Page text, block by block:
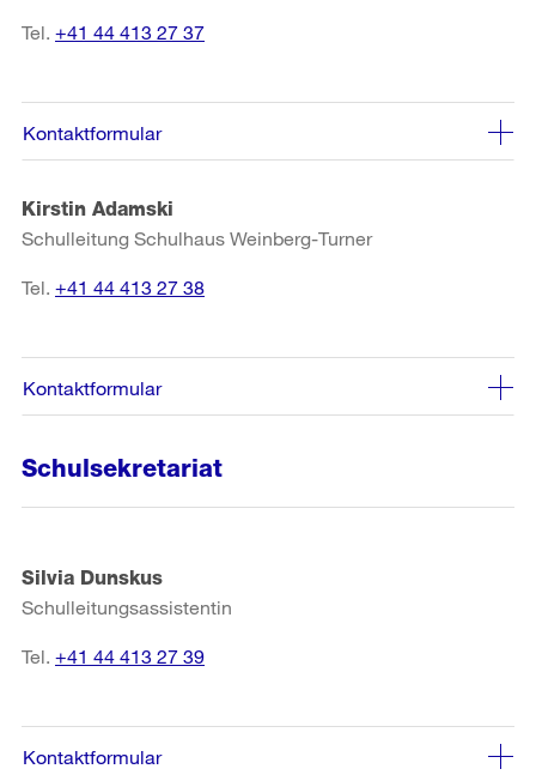
Tel. +41 44 413 27 37
Kontaktformular
Kirstin Adamski
Schulleitung Schulhaus Weinberg-Turner
Tel. +41 44 413 27 38
Kontaktformular
Schulsekretariat
Silvia Dunskus
Schulleitungsassistentin
Tel. +41 44 413 27 39
Kontaktformular